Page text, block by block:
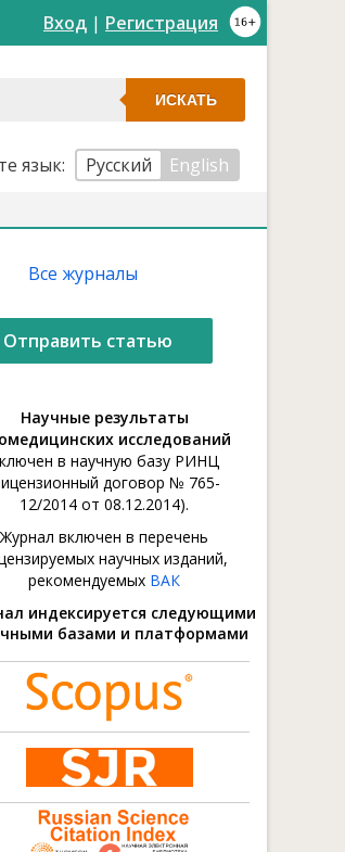
Вход | Регистрация
ИСКАТЬ
язык: Русский
English
Все журналы
Отправить статью
Научные результаты
исследований
в научную базу РИНЦ
договор № 765-
12/2014 от 08.12.2014).
Журнал включен в перечень
научных изданий,
рекомендуемых ВАК
индексируется следующими
базами и платформами